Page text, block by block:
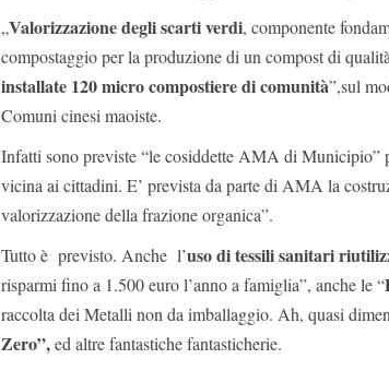
„Valorizzazione degli scarti verdi, componente
compostaggio per la produzione di un compost di
installate 120 micro compostiere di comunità”,sul
Comuni cinesi maoiste.
Infatti sono previste “le cosiddette AMA di Municipio”
vicina ai cittadini. E’ prevista da parte di AMA la
valorizzazione della frazione organica”.
Tutto è previsto. Anche l’uso di tessili sanitari
risparmi fino a 1.500 euro l’anno a famiglia”, anche le “
raccolta dei Metalli non da imballaggio. Ah, quasi
Zero”,ed altre fantastiche fantasticherie.